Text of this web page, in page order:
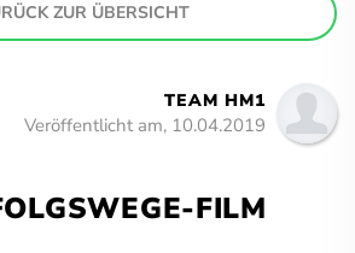
ZUR ÜBERSICHT
TEAM HM1
Veröffentlicht am, 10.04.2019
FILM